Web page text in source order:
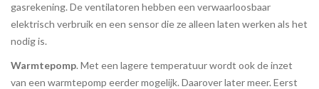
gasrekening. De ventilatoren hebben een verwaarloosbaar
elektrisch verbruik en een sensor die ze alleen laten werken als het
nodig is.
Warmtepomp. Met een lagere temperatuur wordt ook de inzet
van een warmtepomp eerder mogelijk. Daarover later meer. Eerst